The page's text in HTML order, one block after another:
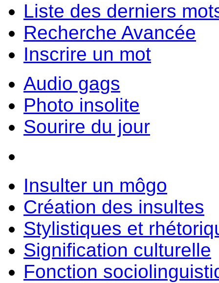
Liste des derniers
Recherche Avancée
Inscrire un mot
Audio gags
Photo insolite
Sourire du jour
Insulter un môgo
Création des insultes
Stylistiques et
Signification culturelle
Fonction